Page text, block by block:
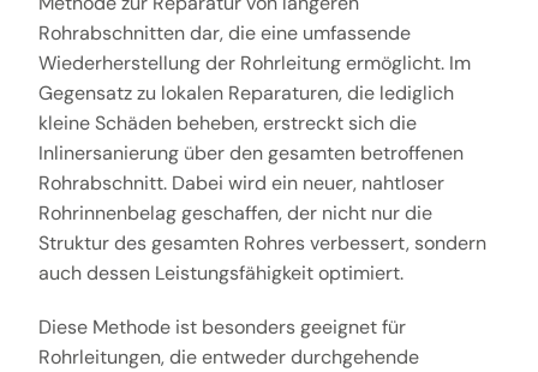
Rohrabschnitten dar, die eine umfassende
Wiederherstellung der Rohrleitung ermöglicht. Im
Gegensatz zu lokalen Reparaturen, die lediglich
kleine Schäden beheben, erstreckt sich die
Inlinersanierung über den gesamten betroffenen
Rohrabschnitt. Dabei wird ein neuer, nahtloser
Rohrinnenbelag geschaffen, der nicht nur die
Struktur des gesamten Rohres verbessert, sondern
auch dessen Leistungsfähigkeit optimiert.
Diese Methode ist besonders geeignet für
Rohrleitungen, die entweder durchgehende